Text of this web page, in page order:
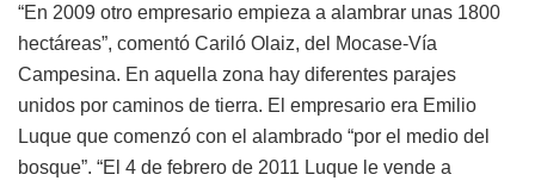
“En 2009 otro empresario empieza a alambrar unas 1800
hectáreas”, comentó Cariló Olaiz, del Mocase-Vía
Campesina. En aquella zona hay diferentes parajes
unidos por caminos de tierra. El empresario era Emilio
Luque que comenzó con el alambrado “por el medio del
bosque”. “El 4 de febrero de 2011 Luque le vende a